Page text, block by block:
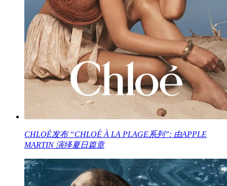
CHLOÉ发布 “CHLOÉ À LA PLAGE系列”: 由APPLE
MARTIN 演绎夏日篇章